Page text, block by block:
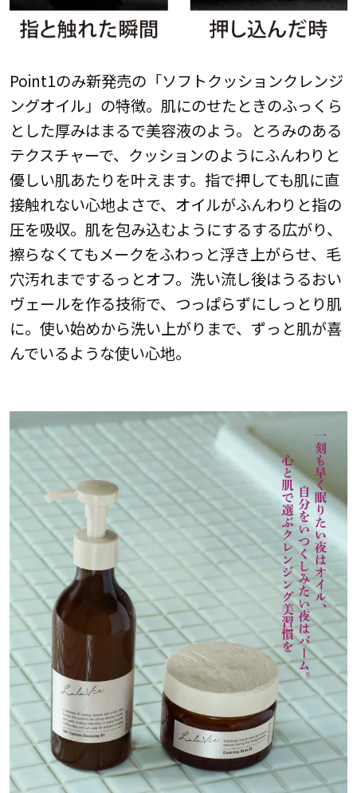
Point1のみ新発売の「ソフトクッションクレンジ
ングオイル」の特徴。肌にのせたときのふっくら
とした厚みはまるで美容液のよう。とろみのある
テクスチャーで、クッションのようにふんわりと
優しい肌あたりを叶えます。指で押しても肌に直
接触れない心地よさで、オイルがふんわりと指の
圧を吸収。肌を包み込むようにするする広がり、
擦らなくてもメークをふわっと浮き上がらせ、毛
穴汚れまでするっとオフ。洗い流し後はうるおい
ヴェールを作る技術で、つっぱらずにしっとり肌
に。使い始めから洗い上がりまで、ずっと肌が喜
んでいるような使い心地。